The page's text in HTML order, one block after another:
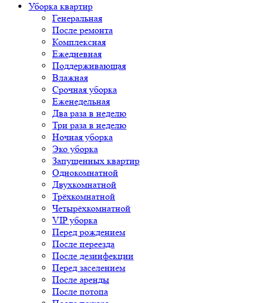
Уборка квартир
Генеральная
После ремонта
Комплексная
Ежедневная
Поддерживающая
Влажная
Срочная уборка
Еженедельная
Два раза в неделю
Три раза в неделю
Ночная уборка
Эко уборка
Запущенных квартир
Однокомнатной
Двухкомнатной
Трёхкомнатной
Четырёхкомнатной
VIP уборка
Перед рождением
После переезда
После дезинфекции
Перед заселением
После аренды
После потопа